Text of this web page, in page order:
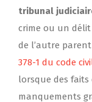
tribunal
crime ou un
de l’autre parent
378-1 du code
lorsque des faits
manquements